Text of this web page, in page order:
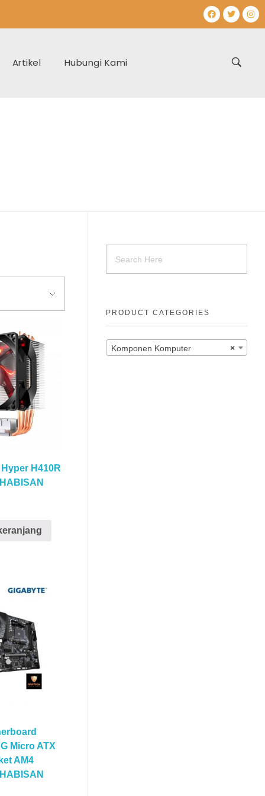
Artikel Hubungi Kami
H410R
Micro ATX
AM4
PRODUCT CATEGORIES
×
Komponen Komputer